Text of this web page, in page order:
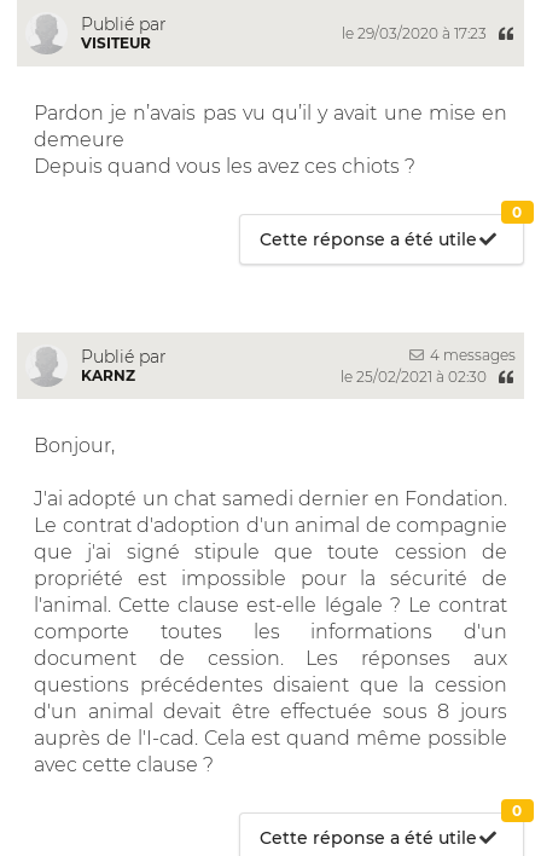
Publié par
VISITEUR
le 29/03/2020 à 17:23
Pardon je n’avais pas vu qu’il y avait une mise en
demeure
Depuis quand vous les avez ces chiots ?
Cette réponse a été utile
0
Publié par
KARNZ
4 messages
le 25/02/2021 à 02:30
Bonjour,
J'ai adopté un chat samedi dernier en Fondation.
Le contrat d'adoption d'un animal de compagnie
que j'ai signé stipule que toute cession de
propriété est impossible pour la sécurité de
l'animal. Cette clause est-elle légale ? Le contrat
comporte toutes les informations d'un
document de cession. Les réponses aux
questions précédentes disaient que la cession
d'un animal devait être effectuée sous 8 jours
auprès de l'I-cad. Cela est quand même possible
avec cette clause ?
Cette réponse a été utile
0